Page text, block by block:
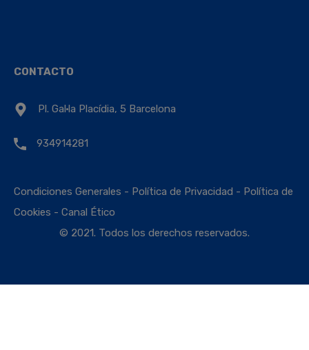
CONTACTO
Pl. Gal·la Placídia, 5 Barcelona
934914281
Condiciones Generales - Política de Privacidad - Política de
Cookies - Canal Ético
© 2021. Todos los derechos reservados.